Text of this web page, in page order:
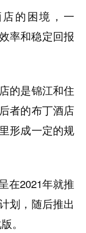
的困境，一
率和稳定回报
的是锦江和住
者的布丁酒店
形成一定的规
在2021年就推
划，随后推出
。